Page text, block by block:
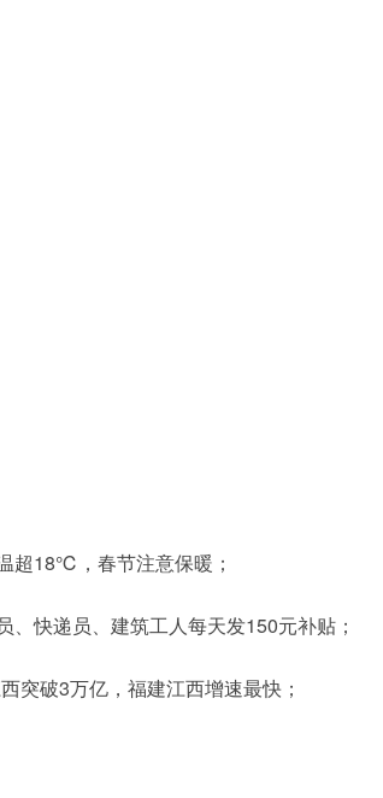
超18℃，春节注意保暖；
快递员、建筑工人每天发150元补贴；
突破3万亿，福建江西增速最快；